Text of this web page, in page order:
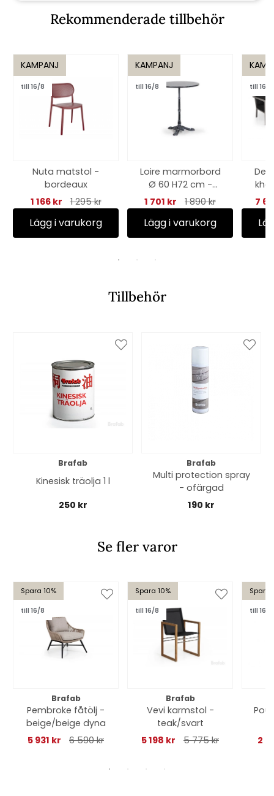
Rekommenderade tillbehör
KAMPANJ
till 16/8
Nuta matstol -
bordeaux
1 166 kr
1 295 kr
Lägg i varukorg
KAMPANJ
till 16/8
Loire marmorbord
Ø 60 H72 cm -
antracit
1 701 kr 1 890 kr
Lägg i varukorg
till 16/8
7
Tillbehör
Brafab
Kinesisk träolja 1 l
250 kr
Brafab
Multi protection spray
- ofärgad
190 kr
Se fler varor
Spara 10%
till 16/8
Brafab
Pembroke fåtölj -
beige/beige dyna
5 931 kr
6 590 kr
Spara 10%
till 16/8
Brafab
Vevi karmstol -
teak/svart
5 198 kr
5 775 kr
Spara
till 16/8
2